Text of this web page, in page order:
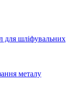
для шліфувальних
металу